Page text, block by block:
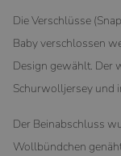
Die Verschlüsse
Baby verschlossen
Design gewählt. Der
Schurwolljersey und
Der Beinabschluss
Wollbündchen